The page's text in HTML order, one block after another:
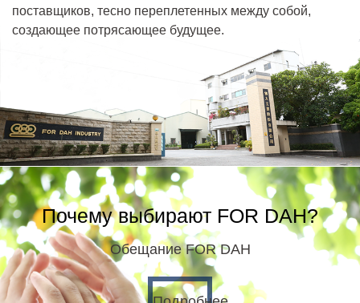
поставщиков, тесно переплетенных между собой,
создающее потрясающее будущее.
Почему выбирают FOR DAH?
Обещание FOR DAH